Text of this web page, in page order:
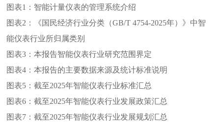
图表1： 智能计量仪表的管理系统介绍
图表2：
《国民经济行业分类（GB/T 4754-2025年）》中智
能仪表行业所归属类别
图表3：本报告智能仪表行业研究范围界定
图表4：本报告的主要数据来源及统计标准说明
图表5：截至2025年智能仪表行业标准汇总
图表6：截至2025年智能仪表行业发展政策汇总
图表7：截至2025年智能仪表行业发展规划汇总